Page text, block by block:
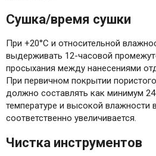
Сушка/время сушки
При +20°C и относительной
выдерживать 12-часовой
просыхания между нанесениями
При первичном покрытии
должно составлять как минимум
температуре и высокой влажности
соответственно увеличивается.
Чистка инструментов